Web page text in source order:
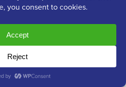
con una Panoramica AI.
ottenere la sua risposta.
consulta la nostra guida
parole chiave per il tuo blog